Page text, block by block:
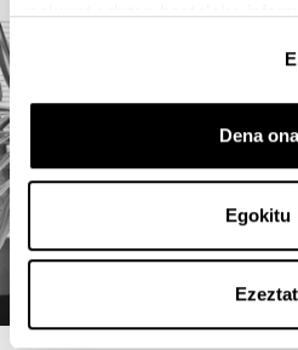
eskuratu duten bestelako
Dena
Egokitu